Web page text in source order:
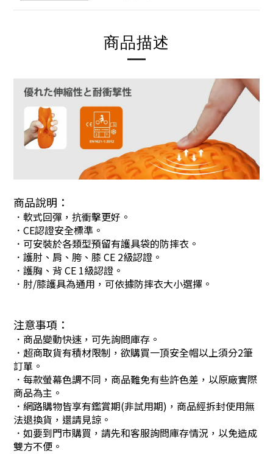
商品描述
商品說明：
．軟式回彈，抗衝擊更好。
．CE認證安全標準。
．可安裝於各類型預留有護具袋的防摔衣。
．護肘、肩、胯、膝 CE 2級認證。
．護胸、背 CE 1級認證。
．肘/膝護具為通用，可依據防摔衣大小選擇。
注意事項：
．商品變動快速，可先詢問庫存。
．超商取貨有積材限制，欲購買一頂安全帽以上須分2筆
訂單。
．每款螢幕色調不同，商品難免有些許色差，以原廠實際
商品為主。
．網路購物皆享有鑑賞期(非試用期)，商品經拆封使用無
法退換貨，還請見諒。
．如要到門市購買，請先和客服詢問庫存情況，以免造成
雙方不便。